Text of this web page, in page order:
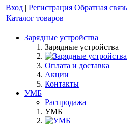
Вход | Регистрация Обратная связь
Каталог товаров
Зарядные устройства
Зарядные устройства
Оплата и доставка
Акции
Контакты
УМБ
Распродажа
УМБ